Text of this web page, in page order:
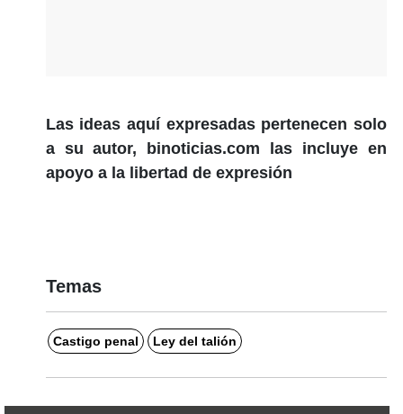
Las ideas aquí expresadas pertenecen solo
a su autor, binoticias.com las incluye en
apoyo a la libertad de expresión
Temas
Castigo penal Ley del talión